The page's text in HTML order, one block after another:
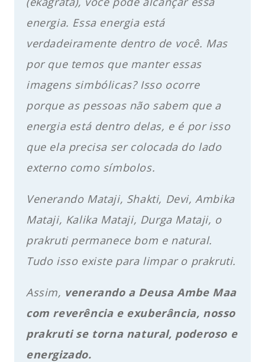
energia. Essa energia está
verdadeiramente dentro de você. Mas
por que temos que manter essas
imagens simbólicas? Isso ocorre
porque as pessoas não sabem que a
energia está dentro delas, e é por isso
que ela precisa ser colocada do lado
externo como símbolos.
Venerando Mataji, Shakti, Devi, Ambika
Mataji, Kalika Mataji, Durga Mataji, o
prakruti permanece bom e natural.
Tudo isso existe para limpar o prakruti.
Assim, venerando a Deusa Ambe Maa
com reverência e exuberância, nosso
prakruti se torna natural, poderoso e
energizado.